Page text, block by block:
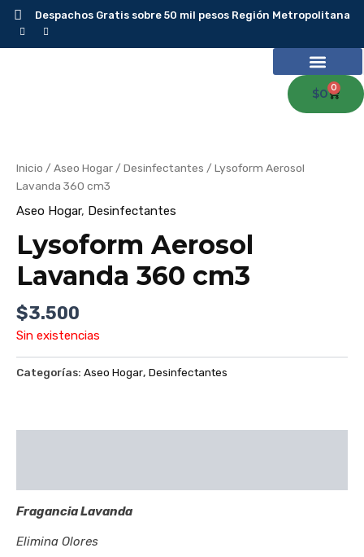
Despachos Gratis sobre 50 mil pesos Región Metropolitana
$0 0
Inicio / Aseo Hogar / Desinfectantes / Lysoform Aerosol
Lavanda 360 cm3
Aseo Hogar, Desinfectantes
Lysoform Aerosol
Lavanda 360 cm3
$3.500
Sin existencias
Categorías: Aseo Hogar, Desinfectantes
Fragancia Lavanda
Elimina Olores